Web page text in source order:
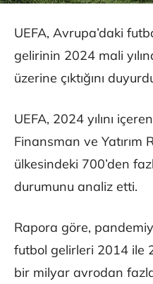
UEFA, Avrupa’daki
gelirinin 2024 mali
üzerine çıktığını
UEFA, 2024 yılını
Finansman ve Yatırım
ülkesindeki 700’den
durumunu analiz etti.
Rapora göre,
futbol gelirleri 2014 ile
bir milyar avrodan